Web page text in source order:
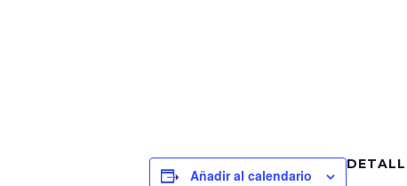
Añadir al calendario